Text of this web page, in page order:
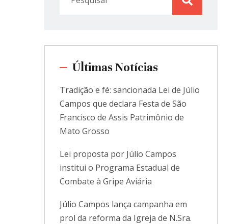
Últimas Notícias
Tradição e fé: sancionada Lei de Júlio
Campos que declara Festa de São
Francisco de Assis Patrimônio de
Mato Grosso
Lei proposta por Júlio Campos
institui o Programa Estadual de
Combate à Gripe Aviária
Júlio Campos lança campanha em
prol da reforma da Igreja de N.Sra.